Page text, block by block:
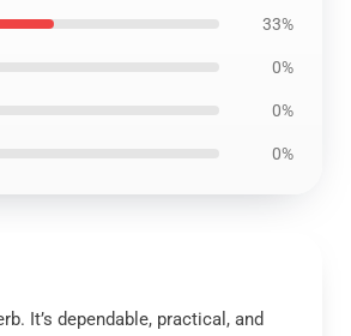
33%
0%
0%
0%
It’s dependable, practical, and